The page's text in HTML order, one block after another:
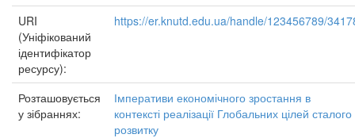
URI
(Уніфікований
ідентифікатор
ресурсу):
https://er.knutd.edu.ua/handle/123456789/
Розташовується
у зібраннях:
Імперативи економічного зростання в
контексті реалізації Глобальних цілей сталого
розвитку